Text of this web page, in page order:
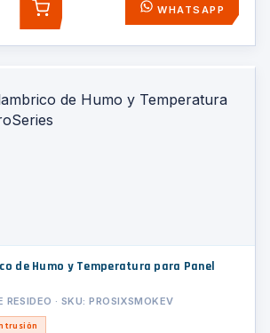
AGREGAR WHATSAPP
de Humo y Temperatura para Panel
RESIDEO · SKU: PROSIXSMOKEV